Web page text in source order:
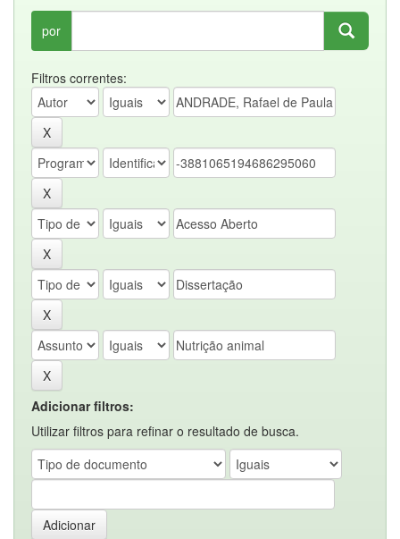
por
Filtros correntes:
Adicionar filtros:
Utilizar filtros para refinar o resultado de busca.